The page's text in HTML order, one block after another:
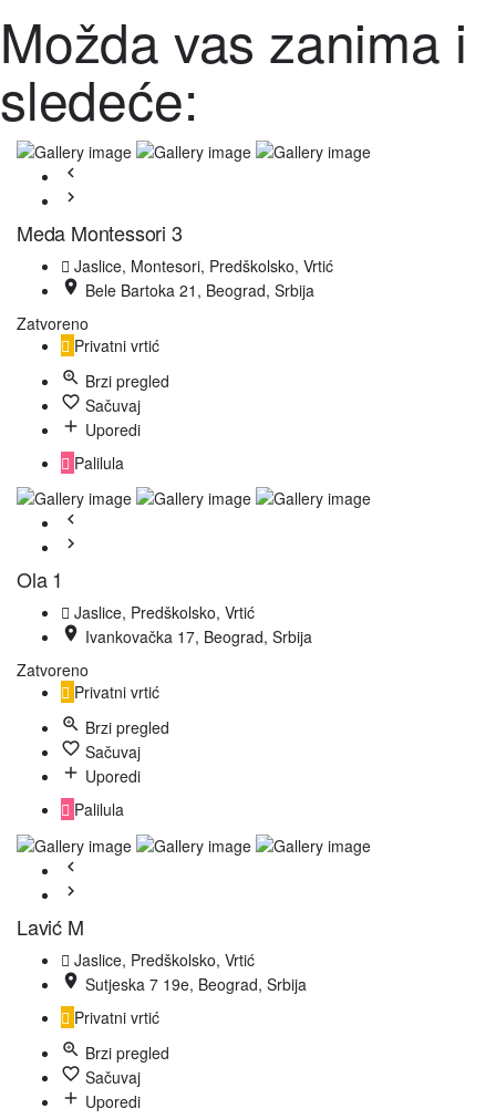
Možda vas zanima i
sledeće:
Meda Montessori 3
Jaslice, Montesori, Predškolsko, Vrtić
Bele Bartoka 21, Beograd, Srbija
Zatvoreno
Privatni vrtić
Brzi pregled
Sačuvaj
Uporedi
Palilula
Ola 1
Jaslice, Predškolsko, Vrtić
Ivankovačka 17, Beograd, Srbija
Zatvoreno
Privatni vrtić
Brzi pregled
Sačuvaj
Uporedi
Palilula
Lavić M
Jaslice, Predškolsko, Vrtić
Sutjeska 7 19e, Beograd, Srbija
Privatni vrtić
Brzi pregled
Sačuvaj
Uporedi